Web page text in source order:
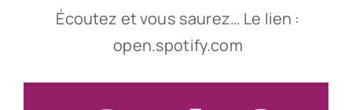
Écoutez et vous saurez… Le lien :
open.spotify.com